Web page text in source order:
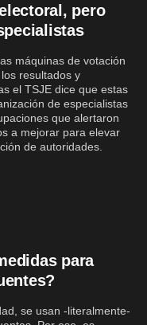
pero
máquinas de votación
resultados y
el TSJE dice que estas
de especialistas
que alertaron
a mejorar para elevar
de autoridades.
para
se usan -literalmente-